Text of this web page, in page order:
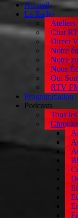
Accueil
La Radio
Ateliers
Chat
Direct
Notre
Notre
Nous
Qui
RTV
Programmation
Podcasts
Tous